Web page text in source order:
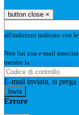
button close ×
all'indirizzo indicato con le
Non hai una e-mail
tramite la Login Spaggiari
E-mail inviata, si prega
Errore